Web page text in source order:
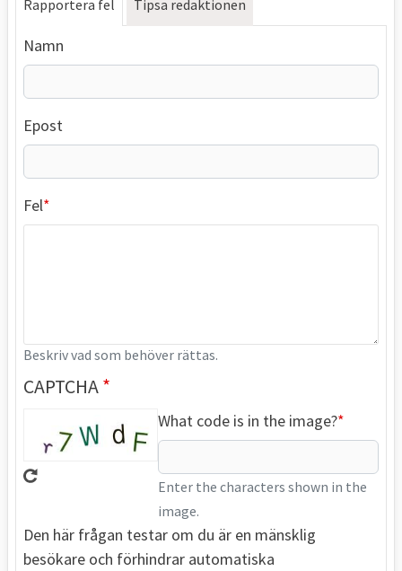
Rapportera fel Tipsa redaktionen
Namn
Epost
Fel
Beskriv vad som behöver rättas.
CAPTCHA
What code is in the image?
Enter the characters shown in the
image.
Den här frågan testar om du är en mänsklig
besökare och förhindrar automatiska